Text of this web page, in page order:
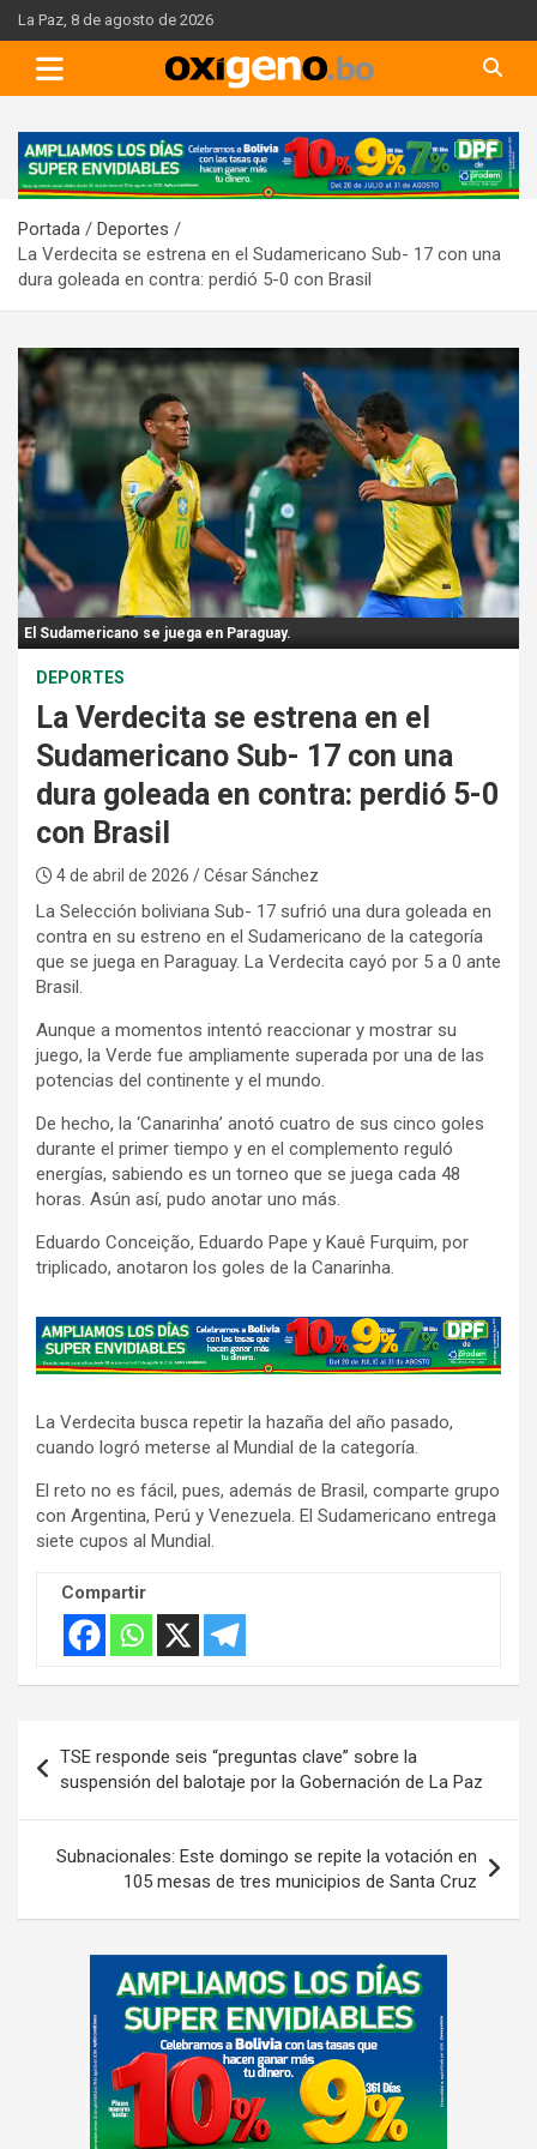
Skip
to
content
La Paz, 8 de agosto de 2026
A
d
e
r
t
s
e
m
e
n
t
:
Portada
Deportes
La Verdecita se estrena en el Sudamericano Sub- 17 con una
dura goleada en contra: perdió 5-0 con Brasil
El Sudamericano se juega en Paraguay.
DEPORTES
La Verdecita se estrena en el
Sudamericano Sub- 17 con una
dura goleada en contra: perdió 5-0
con Brasil
4 de abril de 2026 / César Sánchez
La Selección boliviana Sub- 17 sufrió una dura goleada en
contra en su estreno en el Sudamericano de la categoría
que se juega en Paraguay. La Verdecita cayó por 5 a 0 ante
Brasil.
Aunque a momentos intentó reaccionar y mostrar su
juego, la Verde fue ampliamente superada por una de las
potencias del continente y el mundo.
De hecho, la ‘Canarinha’ anotó cuatro de sus cinco goles
durante el primer tiempo y en el complemento reguló
energías, sabiendo es un torneo que se juega cada 48
horas. Asún así, pudo anotar uno más.
Eduardo Conceição, Eduardo Pape y Kauê Furquim, por
triplicado, anotaron los goles de la Canarinha.
A
d
e
r
t
i
s
e
m
La Verdecita busca repetir la hazaña del año pasado,
cuando logró meterse al Mundial de la categoría.
El reto no es fácil, pues, además de Brasil, comparte grupo
con Argentina, Perú y Venezuela. El Sudamericano entrega
siete cupos al Mundial.
Compartir
de
entradas
TSE responde seis “preguntas clave” sobre la
suspensión del balotaje por la Gobernación de La Paz
Subnacionales: Este domingo se repite la votación en
105 mesas de tres municipios de Santa Cruz